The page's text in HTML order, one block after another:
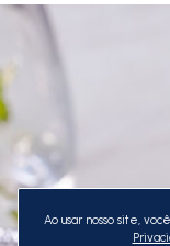
Ao usar nosso site,